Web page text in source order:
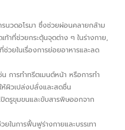
รนวดอโรมา ซึ่งช่วยผ่อนคลายกล้าม
เท้าที่ช่วยกระตุ้นจุดต่าง ๆ ในร่างกาย,
วยในเรื่องการย่อยอาหารและลด
น การทำทรีตเมนต์หน้า หรือการทำ
ผิวเปล่งปลั่งและสดชื่น
ดรูขุมขนและขับสารพิษออกจาก
ยในการฟื้นฟูร่างกายและบรรเทา